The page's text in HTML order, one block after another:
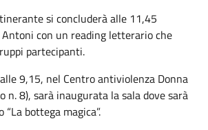
si concluderà alle 11,45
con un reading letterario che
partecipanti.
9,15, nel Centro antiviolenza Donna
n. 8), sarà inaugurata la sala dove sarà
bottega magica”.